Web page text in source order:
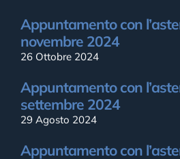
Appuntamento con
novembre 2024
26 Ottobre 2024
Appuntamento con
settembre 2024
29 Agosto 2024
Appuntamento con